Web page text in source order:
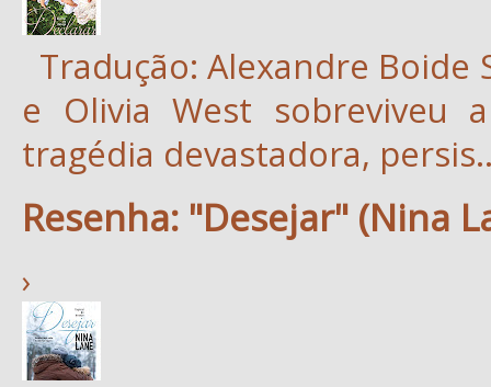
Tradução: Alexandre
e Olivia West sobreviveu
tragédia devastadora,
Resenha: "Desejar" (Nina
›